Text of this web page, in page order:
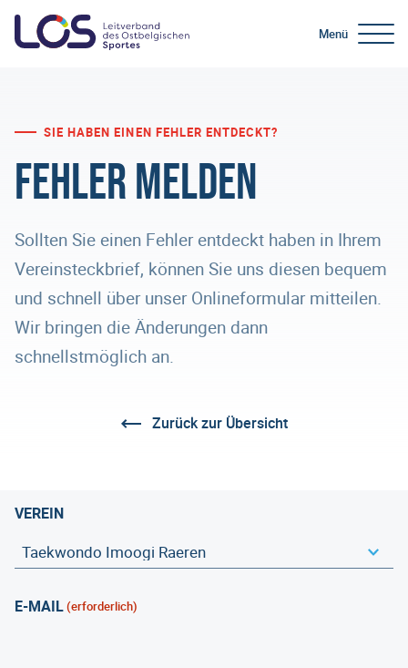
Menü
SIE HABEN EINEN FEHLER ENTDECKT?
Fehler melden
Sollten Sie einen Fehler entdeckt haben in Ihrem
Vereinsteckbrief, können Sie uns diesen bequem
und schnell über unser Onlineformular mitteilen.
Wir bringen die Änderungen dann
schnellstmöglich an.
Zurück zur Übersicht
VEREIN
E-MAIL(erforderlich)